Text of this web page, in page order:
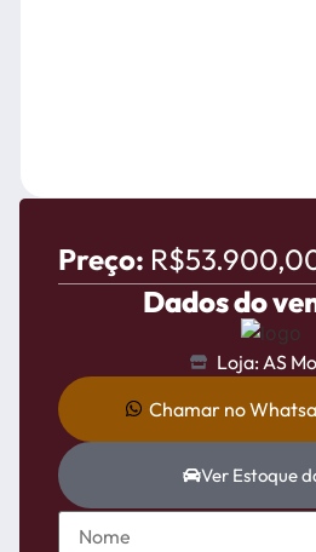
Preço:
Dados do
Loja: AS
Chamar no
Ver Estoque